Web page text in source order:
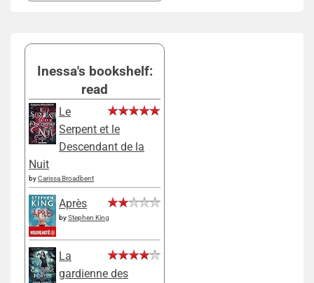
Inessa's bookshelf:
read
Le
Serpent et le
Descendant de la
Nuit
byCarissa Broadbent
Après
byStephen King
La
gardienne des